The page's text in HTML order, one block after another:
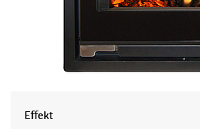
Effekt